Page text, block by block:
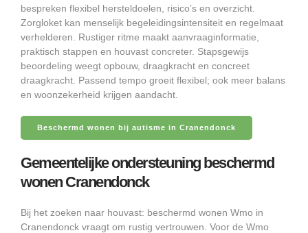
bespreken flexibel hersteldoelen, risico’s en overzicht.
Zorgloket kan menselijk begeleidingsintensiteit en regelmaat
verhelderen. Rustiger ritme maakt aanvraaginformatie,
praktisch stappen en houvast concreter. Stapsgewijs
beoordeling weegt opbouw, draagkracht en concreet
draagkracht. Passend tempo groeit flexibel; ook meer balans
en woonzekerheid krijgen aandacht.
Beschermd wonen bij autisme in Cranendonck
Gemeentelijke ondersteuning beschermd
wonen Cranendonck
Bij het zoeken naar houvast: beschermd wonen Wmo in
Cranendonck vraagt om rustig vertrouwen. Voor de Wmo